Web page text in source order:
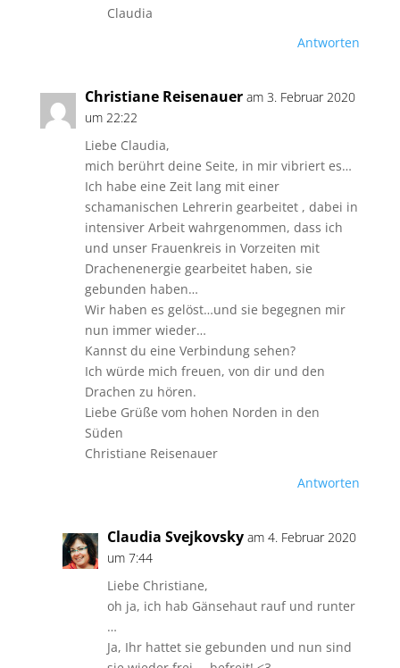
Claudia
Antworten
Christiane Reisenauer am 3. Februar 2020
um 22:22
Liebe Claudia,
mich berührt deine Seite, in mir vibriert es…
Ich habe eine Zeit lang mit einer
schamanischen Lehrerin gearbeitet , dabei in
intensiver Arbeit wahrgenommen, dass ich
und unser Frauenkreis in Vorzeiten mit
Drachenenergie gearbeitet haben, sie
gebunden haben…
Wir haben es gelöst…und sie begegnen mir
nun immer wieder…
Kannst du eine Verbindung sehen?
Ich würde mich freuen, von dir und den
Drachen zu hören.
Liebe Grüße vom hohen Norden in den
Süden
Christiane Reisenauer
Antworten
Claudia Svejkovsky am 4. Februar 2020
um 7:44
Liebe Christiane,
oh ja, ich hab Gänsehaut rauf und runter
…
Ja, Ihr hattet sie gebunden und nun sind